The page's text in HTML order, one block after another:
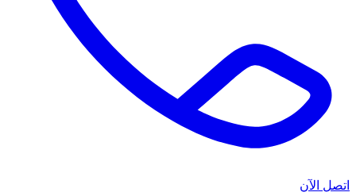
اتصل الآن